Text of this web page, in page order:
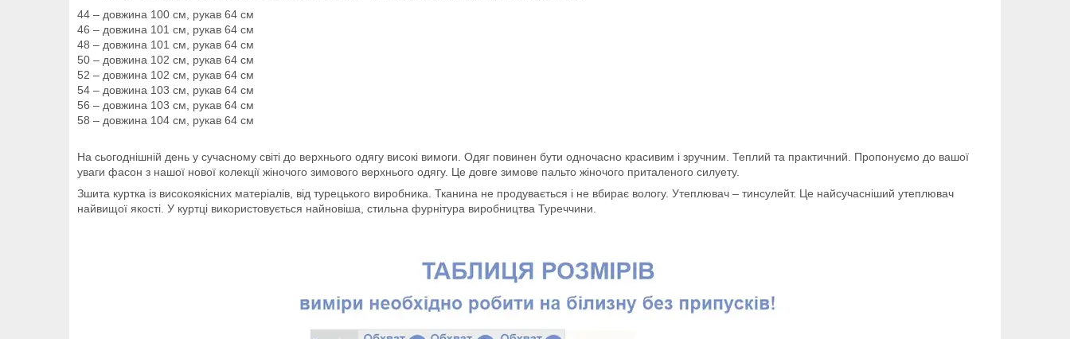
44 – довжина 100 см, рукав 64 см
46 – довжина 101 см, рукав 64 см
48 – довжина 101 см, рукав 64 см
50 – довжина 102 см, рукав 64 см
52 – довжина 102 см, рукав 64 см
54 – довжина 103 см, рукав 64 см
56 – довжина 103 см, рукав 64 см
58 – довжина 104 см, рукав 64 см
На сьогоднішній день у сучасному світі до верхнього одягу високі вимоги. Одяг повинен бути одночасно красивим і зручним. Теплий та практичний. Пропонуємо до вашої
уваги фасон з нашої нової колекції жіночого зимового верхнього одягу. Це довге зимове пальто жіночого приталеного силуету.
Зшита куртка із високоякісних матеріалів, від турецького виробника. Тканина не продувається і не вбирає вологу. Утеплювач – тинсулейт. Це найсучасніший утеплювач
найвищої якості. У куртці використовується найновіша, стильна фурнітура виробництва Туреччини.